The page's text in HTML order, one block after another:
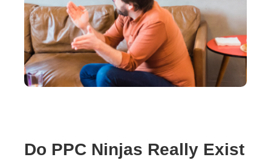
Do PPC Ninjas Really Exist